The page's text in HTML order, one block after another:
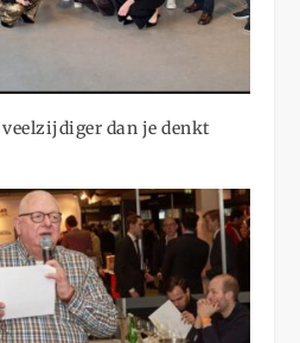
dan je denkt